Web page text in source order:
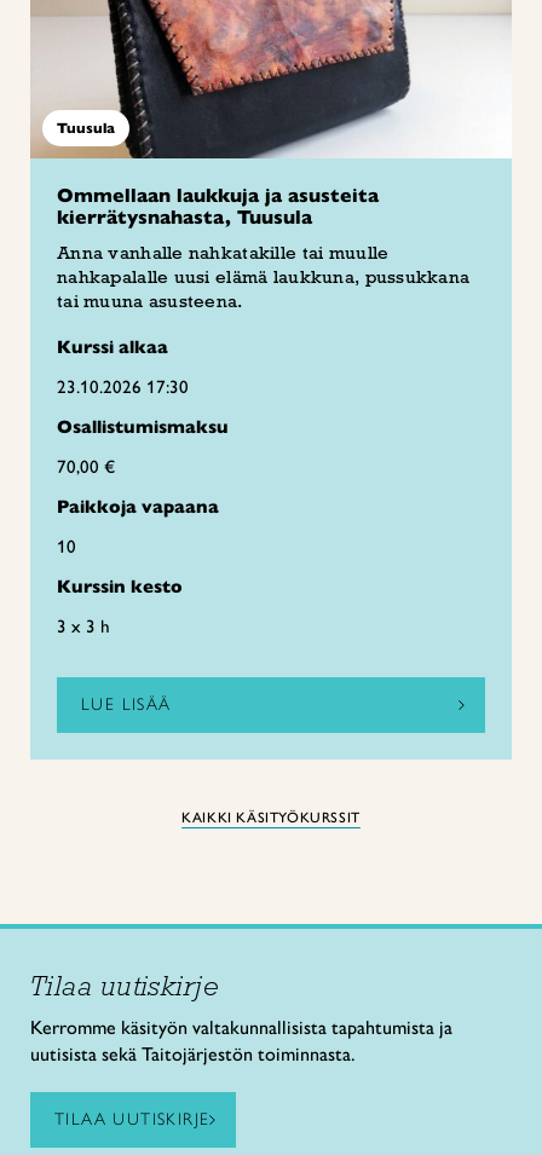
Tuusula
Ommellaan laukkuja ja asusteita
kierrätysnahasta, Tuusula
Anna vanhalle nahkatakille tai muulle
nahkapalalle uusi elämä laukkuna, pussukkana
tai muuna asusteena.
Kurssi alkaa
23.10.2026 17:30
Osallistumismaksu
70,00 €
Paikkoja vapaana
10
Kurssin kesto
3 x 3 h
LUE LISÄÄ
KAIKKI KÄSITYÖKURSSIT
Tilaa uutiskirje
Kerromme käsityön valtakunnallisista tapahtumista ja
uutisista sekä Taitojärjestön toiminnasta.
TILAA UUTISKIRJE